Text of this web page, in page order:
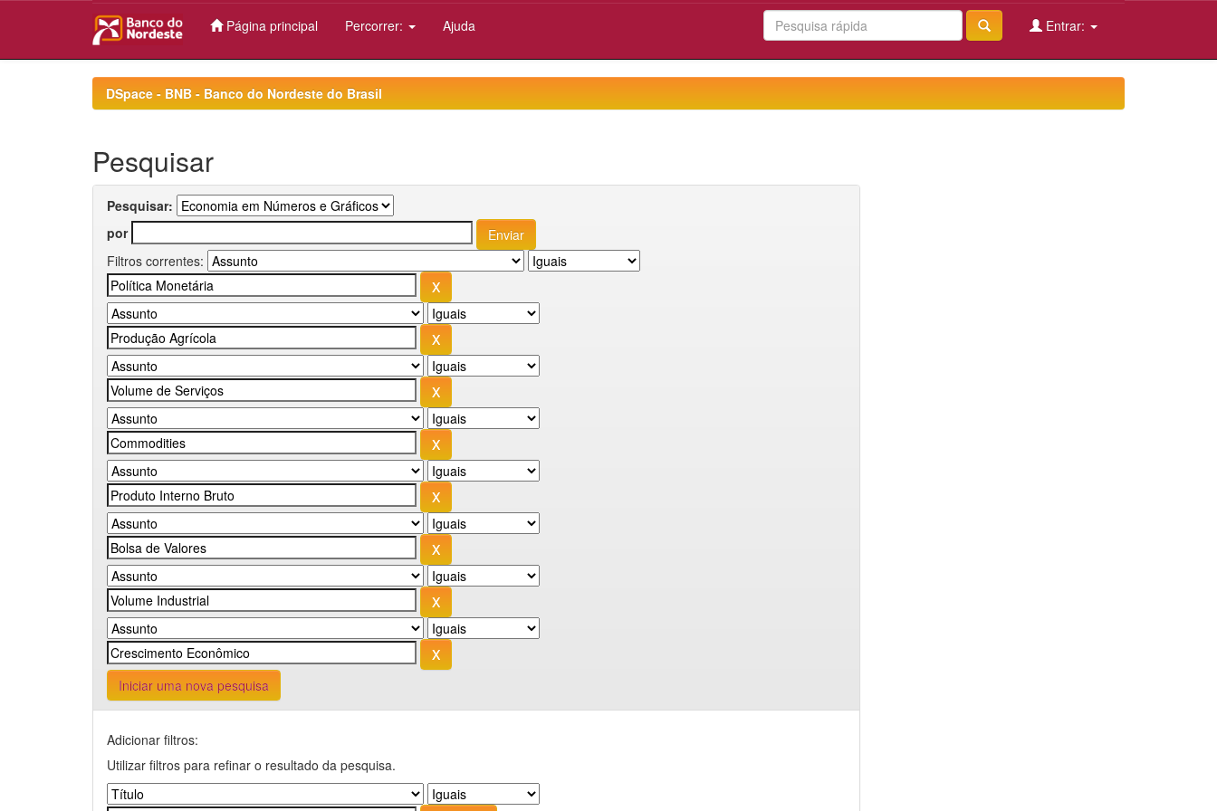
Página principal Percorrer: Ajuda Entrar:
DSpace - BNB - Banco do Nordeste do Brasil
Pesquisar
Pesquisar:
por
Filtros correntes:
Iniciar uma nova pesquisa
Adicionar filtros:
Utilizar filtros para refinar o resultado da pesquisa.